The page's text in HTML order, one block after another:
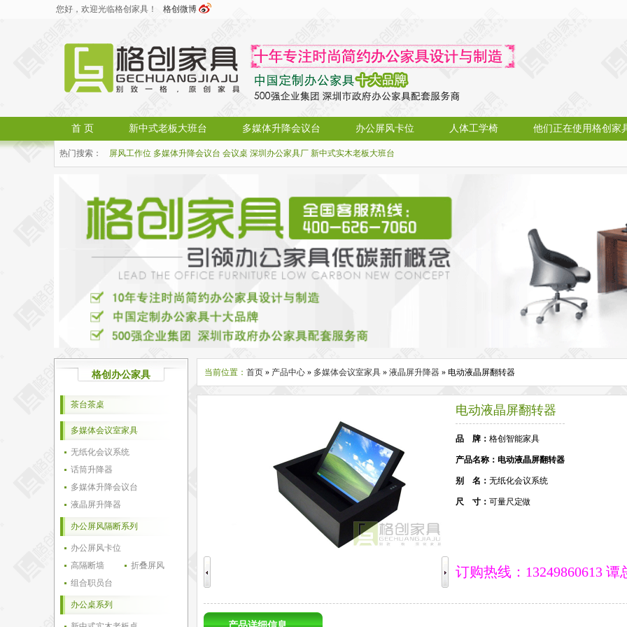
您好，欢迎光临格创家具！ 格创微博
首 页 新中式老板大班台 多媒体升降会议台 办公屏风卡位 人体工学椅 他们正在使用格创家
热门搜索： 屏风工作位 多媒体升降会议台 会议桌 深圳办公家具厂 新中式实木老板大班台
格创办公家具
茶台茶桌
多媒体会议室家具
无纸化会议系统
话筒升降器
多媒体升降会议台
液晶屏升降器
办公屏风隔断系列
办公屏风卡位
高隔断墙
折叠屏风
组合职员台
办公桌系列
当前位置： 首页 » 产品中心 » 多媒体会议室家具 » 液晶屏升降器 » 电动液晶屏翻转器
电动液晶屏翻转器
品 牌： 格创智能家具
产品名称：电动液晶屏翻转器
别 名： 无纸化会议系统
尺 寸： 可量尺定做
订购热线：13249860613 谭